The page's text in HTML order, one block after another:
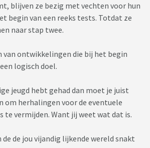
blijven ze bezig met vechten voor hun
begin van een reeks tests. Totdat ze
naar stap twee.
van ontwikkelingen die bij het begin
logisch doel.
jeugd hebt gehad dan moet je juist
om herhalingen voor de eventuele
te vermijden. Want jij weet wat dat is.
de jou vijandig lijkende wereld snakt